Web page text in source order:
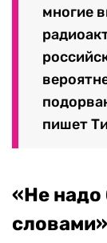
многие
пишет
«Не надо
словами»